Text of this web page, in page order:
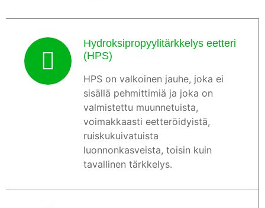
Hydroksipropyylitärkkelys eetteri
(HPS)
HPS on valkoinen jauhe, joka ei
sisällä pehmittimiä ja joka on
valmistettu muunnetuista,
voimakkaasti eetteröidyistä,
ruiskukuivatuista
luonnonkasveista, toisin kuin
tavallinen tärkkelys.